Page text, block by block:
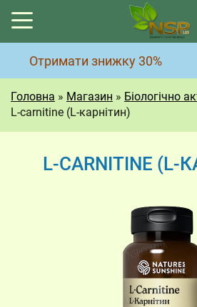
Отримати знижку 30%
Головна » Магазин » Біологічно
L-carnitine (L-карнітин)
L-CARNITINE (L-
Кошик
Немає товарів у